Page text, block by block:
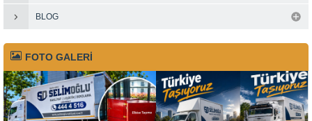
BLOG
FOTO GALERİ